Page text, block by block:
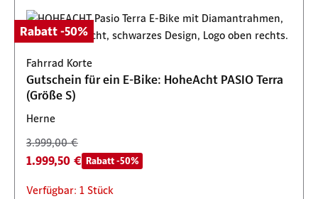
Rabatt -50%
Fahrrad Korte
Gutschein für ein E-Bike: HoheAcht PASIO Terra
(Größe S)
Herne
3.999,00 €
1.999,50 € Rabatt -50%
Verfügbar: 1 Stück